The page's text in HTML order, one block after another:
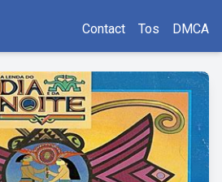
Contact Tos DMCA